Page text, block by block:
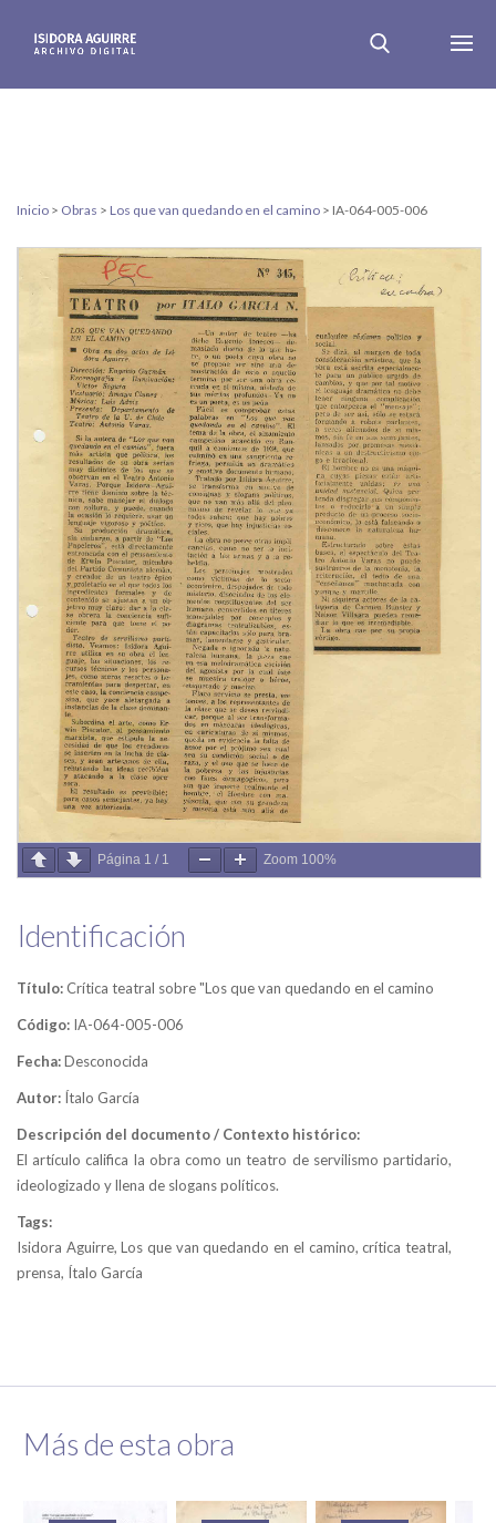
Inicio > Obras > Los que van quedando en el camino > IA-064-005-006
Página 1 / 1 Zoom 100%
Identificación
Título:Crítica teatral sobre "Los que van quedando en el camino
Código: IA-064-005-006
Fecha:Desconocida
Autor: Ítalo García
Descripción del documento / Contexto histórico:
El artículo califica la obra como un teatro de servilismo partidario,
ideologizado y llena de slogans políticos.
Tags:
Isidora Aguirre, Los que van quedando en el camino, crítica teatral,
prensa, Ítalo García
Más de esta obra